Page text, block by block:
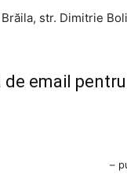
str. Dimitrie
email
–